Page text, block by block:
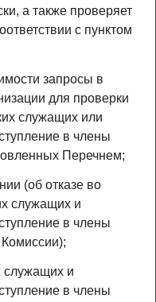
а также проверяет
с пунктом
запросы в
для проверки
служащих или
в члены
Перечнем;
(об отказе во
служащих и
в члены
служащих и
в члены